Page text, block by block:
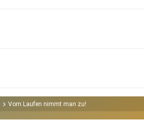
Vom Laufen nimmt man zu!